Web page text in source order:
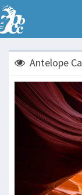
Antelope